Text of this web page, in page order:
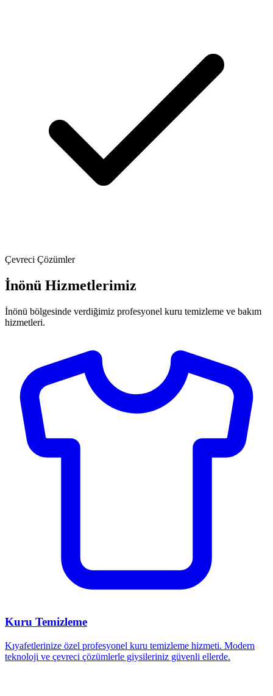
Çevreci Çözümler
İnönü Hizmetlerimiz
İnönü bölgesinde verdiğimiz profesyonel kuru temizleme ve bakım
hizmetleri.
Kuru Temizleme
Kıyafetlerinize özel profesyonel kuru temizleme hizmeti. Modern
teknoloji ve çevreci çözümlerle giysileriniz güvenli ellerde.